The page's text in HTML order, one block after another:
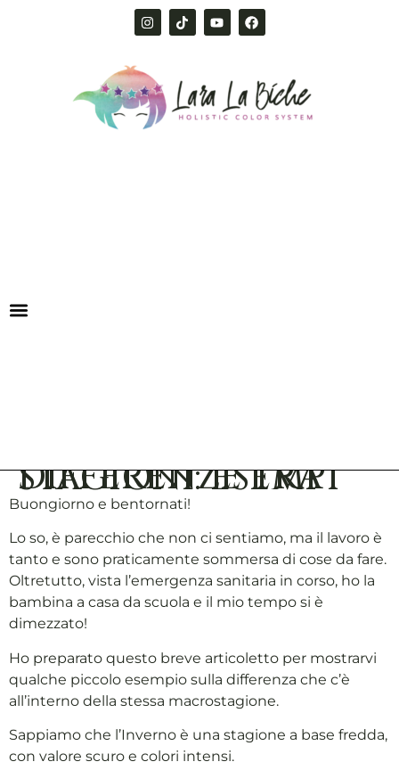
DIFFERENZE TRA STAGIONI: ESEMPI
Buongiorno e bentornati!
Lo so, è parecchio che non ci sentiamo, ma il lavoro è
tanto e sono praticamente sommersa di cose da fare.
Oltretutto, vista l’emergenza sanitaria in corso, ho la
bambina a casa da scuola e il mio tempo si è
dimezzato!
Ho preparato questo breve articoletto per mostrarvi
qualche piccolo esempio sulla differenza che c’è
all’interno della stessa macrostagione.
Sappiamo che l’Inverno è una stagione a base fredda,
con valore scuro e colori intensi.